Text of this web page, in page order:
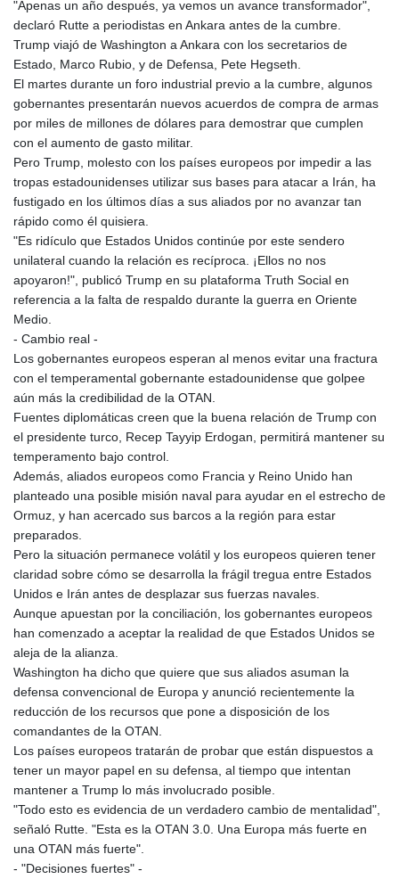
IMP 0.8566
INR 110.076256
IQD 1509.981237
IRR
1590322.371805
ISK 142.598215
JEP 0.8566
JOD 0.819746
JPY 182.445186
KES 149.158147
KHR 4681.941823
KMF 492.514185
KRW 1627.712241
KWD 0.356853
LAK 26025.676609
LBP
103223.017367
LKR 386.635196
LRD 208.057415
LTL 3.413768
LVL 0.699335
LYD 7.331909
MDL 20.044751
MGA 4918.938878
MKD 61.524236
MMK 2427.596601
MNT 4159.0218
MRU 46.338424
MUR 54.419742
MVR 17.862733
MXN 19.811945
MYR 4.728715
MZN 73.882892
NAD 18.726567
NGN 1577.963717
"Apenas un año después, ya vemos un avance transformador",
declaró Rutte a periodistas en Ankara antes de la cumbre.
Trump viajó de Washington a Ankara con los secretarios de
Estado, Marco Rubio, y de Defensa, Pete Hegseth.
El martes durante un foro industrial previo a la cumbre, algunos
gobernantes presentarán nuevos acuerdos de compra de armas
por miles de millones de dólares para demostrar que cumplen
con el aumento de gasto militar.
Pero Trump, molesto con los países europeos por impedir a las
tropas estadounidenses utilizar sus bases para atacar a Irán, ha
fustigado en los últimos días a sus aliados por no avanzar tan
rápido como él quisiera.
"Es ridículo que Estados Unidos continúe por este sendero
unilateral cuando la relación es recíproca. ¡Ellos no nos
apoyaron!", publicó Trump en su plataforma Truth Social en
referencia a la falta de respaldo durante la guerra en Oriente
Medio.
- Cambio real -
Los gobernantes europeos esperan al menos evitar una fractura
con el temperamental gobernante estadounidense que golpee
aún más la credibilidad de la OTAN.
Fuentes diplomáticas creen que la buena relación de Trump con
el presidente turco, Recep Tayyip Erdogan, permitirá mantener su
temperamento bajo control.
Además, aliados europeos como Francia y Reino Unido han
planteado una posible misión naval para ayudar en el estrecho de
Ormuz, y han acercado sus barcos a la región para estar
preparados.
Pero la situación permanece volátil y los europeos quieren tener
claridad sobre cómo se desarrolla la frágil tregua entre Estados
Unidos e Irán antes de desplazar sus fuerzas navales.
Aunque apuestan por la conciliación, los gobernantes europeos
han comenzado a aceptar la realidad de que Estados Unidos se
aleja de la alianza.
Washington ha dicho que quiere que sus aliados asuman la
defensa convencional de Europa y anunció recientemente la
reducción de los recursos que pone a disposición de los
comandantes de la OTAN.
Los países europeos tratarán de probar que están dispuestos a
tener un mayor papel en su defensa, al tiempo que intentan
mantener a Trump lo más involucrado posible.
"Todo esto es evidencia de un verdadero cambio de mentalidad",
señaló Rutte. "Esta es la OTAN 3.0. Una Europa más fuerte en
una OTAN más fuerte".
- "Decisiones fuertes" -